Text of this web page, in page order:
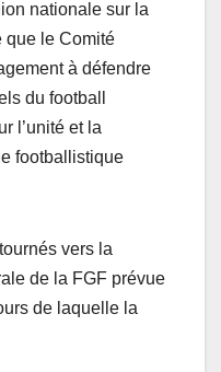
nationale sur la
que le Comité
à défendre
du football
l’unité et la
footballistique
vers la
de la FGF prévue
de laquelle la